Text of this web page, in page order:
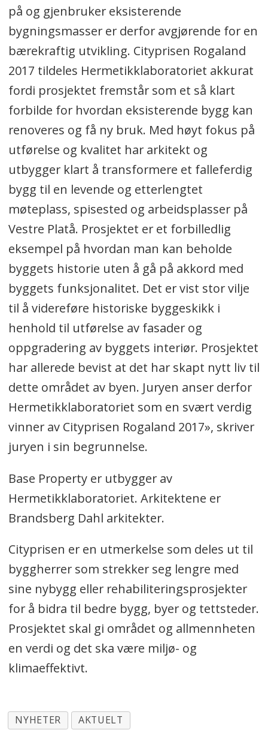
på og gjenbruker eksisterende
bygningsmasser er derfor avgjørende for en
bærekraftig utvikling. Cityprisen Rogaland
2017 tildeles Hermetikklaboratoriet akkurat
fordi prosjektet fremstår som et så klart
forbilde for hvordan eksisterende bygg kan
renoveres og få ny bruk. Med høyt fokus på
utførelse og kvalitet har arkitekt og
utbygger klart å transformere et falleferdig
bygg til en levende og etterlengtet
møteplass, spisested og arbeidsplasser på
Vestre Platå. Prosjektet er et forbilledlig
eksempel på hvordan man kan beholde
byggets historie uten å gå på akkord med
byggets funksjonalitet. Det er vist stor vilje
til å videreføre historiske byggeskikk i
henhold til utførelse av fasader og
oppgradering av byggets interiør. Prosjektet
har allerede bevist at det har skapt nytt liv til
dette området av byen. Juryen anser derfor
Hermetikklaboratoriet som en svært verdig
vinner av Cityprisen Rogaland 2017», skriver
juryen i sin begrunnelse.
Base Property er utbygger av
Hermetikklaboratoriet. Arkitektene er
Brandsberg Dahl arkitekter.
Cityprisen er en utmerkelse som deles ut til
byggherrer som strekker seg lengre med
sine nybygg eller rehabiliteringsprosjekter
for å bidra til bedre bygg, byer og tettsteder.
Prosjektet skal gi området og allmennheten
en verdi og det ska være miljø- og
klimaeffektivt.
NYHETER AKTUELT